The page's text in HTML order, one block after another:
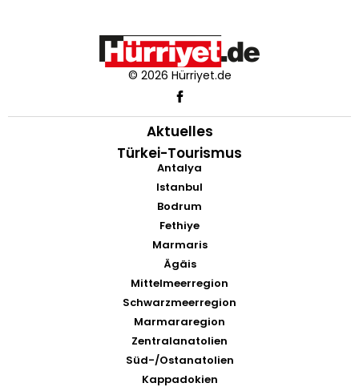
© 2026 Hürriyet.de
Aktuelles
Türkei-Tourismus
Antalya
Istanbul
Bodrum
Fethiye
Marmaris
Ägäis
Mittelmeerregion
Schwarzmeerregion
Marmararegion
Zentralanatolien
Süd-/Ostanatolien
Kappadokien